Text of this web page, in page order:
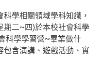
學相關領域學科知識，
期二~四)於本校社會科學
科學學習營~畢業做什
包含演講、遊戲活動、實